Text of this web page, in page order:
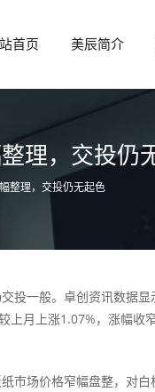
首页 美辰简介
理，交投仍
整理，交投仍无起色
投一般。卓创资讯数据
月上涨1.07%，涨幅收
场价格窄幅盘整，对